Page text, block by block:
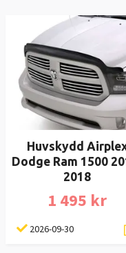
Huvskydd
Dodge Ram 1500
2018
1 495 kr
2026-09-30